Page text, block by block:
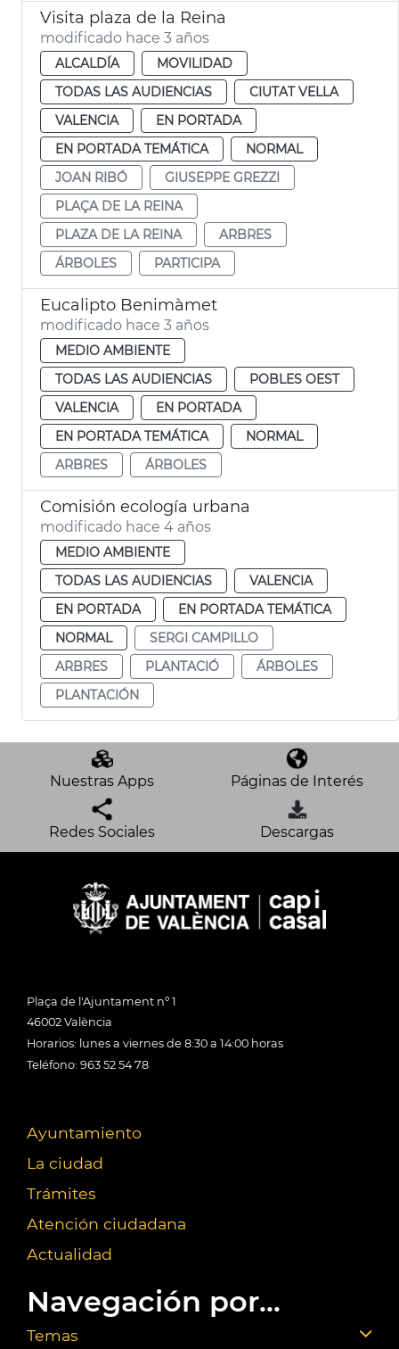
Visita plaza de la Reina
modificado hace 3 años
ALCALDÍA
MOVILIDAD
TODAS LAS AUDIENCIAS
CIUTAT VELLA
VALENCIA
EN PORTADA
EN PORTADA TEMÁTICA
NORMAL
JOAN RIBÓ
GIUSEPPE GREZZI
PLAÇA DE LA REINA
PLAZA DE LA REINA
ARBRES
ÁRBOLES
PARTICIPA
Eucalipto Benimàmet
modificado hace 3 años
MEDIO AMBIENTE
TODAS LAS AUDIENCIAS
POBLES OEST
VALENCIA
EN PORTADA
EN PORTADA TEMÁTICA
NORMAL
ARBRES
ÁRBOLES
Comisión ecología urbana
modificado hace 4 años
MEDIO AMBIENTE
TODAS LAS AUDIENCIAS
VALENCIA
EN PORTADA
EN PORTADA TEMÁTICA
NORMAL
SERGI CAMPILLO
ARBRES
PLANTACIÓ
ÁRBOLES
PLANTACIÓN
Nuestras Apps Páginas de Interés
Redes Sociales Descargas
Plaça de l'Ajuntament nº 1
46002 València
Horarios: lunes a viernes de 8:30 a 14:00 horas
Teléfono: 963 52 54 78
Ayuntamiento
La ciudad
Trámites
Atención ciudadana
Actualidad
Navegación por...
Temas